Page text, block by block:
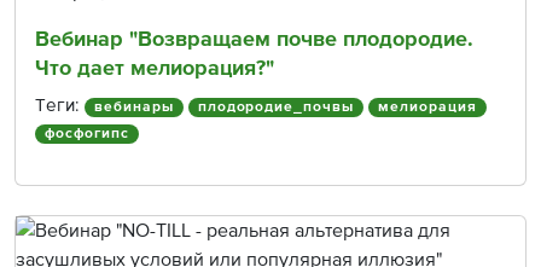
Вебинар "Возвращаем почве плодородие.
Что дает мелиорация?"
Теги: вебинары плодородие_почвы
мелиорация
фосфогипс